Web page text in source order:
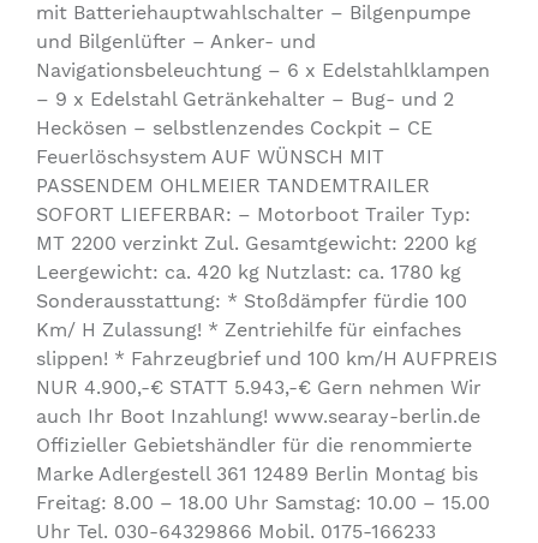
mit Batteriehauptwahlschalter – Bilgenpumpe
und Bilgenlüfter – Anker- und
Navigationsbeleuchtung – 6 x Edelstahlklampen
– 9 x Edelstahl Getränkehalter – Bug- und 2
Heckösen – selbstlenzendes Cockpit – CE
Feuerlöschsystem AUF WÜNSCH MIT
PASSENDEM OHLMEIER TANDEMTRAILER
SOFORT LIEFERBAR: – Motorboot Trailer Typ:
MT 2200 verzinkt Zul. Gesamtgewicht: 2200 kg
Leergewicht: ca. 420 kg Nutzlast: ca. 1780 kg
Sonderausstattung: * Stoßdämpfer fürdie 100
Km/ H Zulassung! * Zentriehilfe für einfaches
slippen! * Fahrzeugbrief und 100 km/H AUFPREIS
NUR 4.900,-€ STATT 5.943,-€ Gern nehmen Wir
auch Ihr Boot Inzahlung! www.searay-berlin.de
Offizieller Gebietshändler für die renommierte
Marke Adlergestell 361 12489 Berlin Montag bis
Freitag: 8.00 – 18.00 Uhr Samstag: 10.00 – 15.00
Uhr Tel. 030-64329866 Mobil. 0175-166233